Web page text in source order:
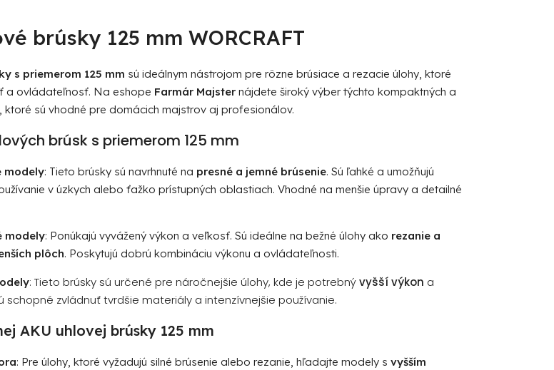
l
d
a
c
i
e
p
r
v
k
v
ý
p
i
s
u
brúsky 125 mm WORCRAFT
s priemerom 125 mm sú ideálnym nástrojom pre rôzne brúsiace a rezacie úlohy, ktoré
a ovládateľnosť. Na eshope Farmár Majster nájdete široký výber týchto kompaktných a
ktoré sú vhodné pre domácich majstrov aj profesionálov.
brúsk s priemerom 125 mm
modely: Tieto brúsky sú navrhnuté na presné a jemné brúsenie. Sú ľahké a umožňujú
v úzkych alebo ťažko prístupných oblastiach. Vhodné na menšie úpravy a detailné
modely: Ponúkajú vyvážený výkon a veľkosť. Sú ideálne na bežné úlohy ako rezanie a
plôch. Poskytujú dobrú kombináciu výkonu a ovládateľnosti.
: Tieto brúsky sú určené pre náročnejšie úlohy, kde je potrebnývyšší výkon a
schopné zvládnuť tvrdšie materiály a intenzívnejšie používanie.
AKU uhlovej brúsky 125 mm
: Pre úlohy, ktoré vyžadujú silné brúsenie alebo rezanie, hľadajte modely s vyšším